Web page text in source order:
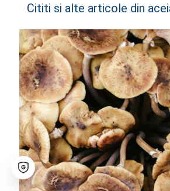
Cititi si alte articole din